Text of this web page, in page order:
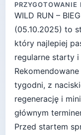
PRZYGOTOWANIE
WILD RUN –
(05.10.2025) to
który najlepiej
regularne starty
tygodni, z
regenerację i
głównym
Przed startem